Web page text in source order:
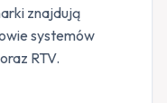
znajdują
systemów
RTV.